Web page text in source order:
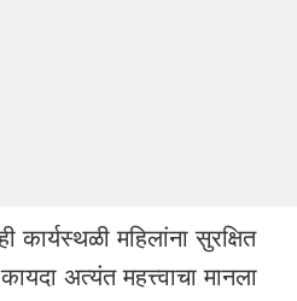
महिलांना सुरक्षित
अत्यंत महत्त्वाचा मानला